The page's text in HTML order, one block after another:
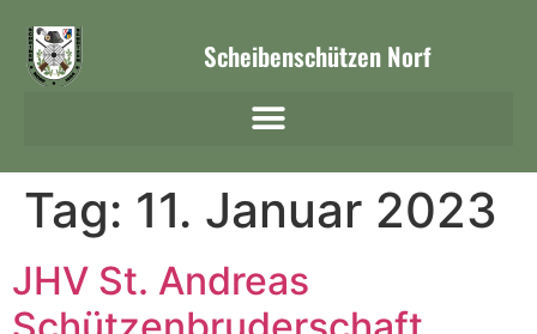
Scheibenschützen Norf
Tag: 11. Januar 2023
JHV St. Andreas